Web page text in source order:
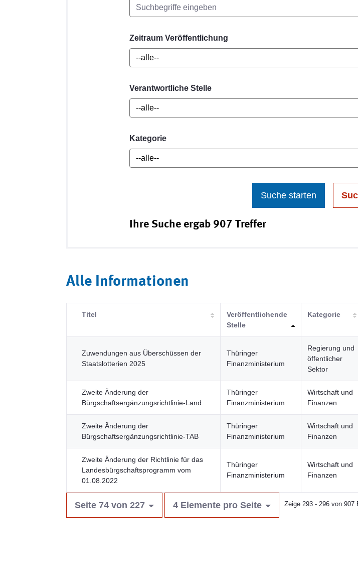
Zeitraum Veröffentlichung
Verantwortliche Stelle
Kategorie
Suche starten
Ihre Suche ergab 907 Treffer
Alle Informationen
Titel
Veröffentlichende
Stelle
Kategorie
Zuwendungen aus Überschüssen der
Staatslotterien 2025
Thüringer
Finanzministerium
Regierung und
öffentlicher
Sektor
Zweite Änderung der
Bürgschaftsergänzungsrichtlinie-Land
Thüringer
Finanzministerium
Wirtschaft und
Finanzen
Zweite Änderung der
Bürgschaftsergänzungsrichtlinie-TAB
Thüringer
Finanzministerium
Wirtschaft und
Finanzen
Zweite Änderung der Richtlinie für das
Landesbürgschaftsprogramm vom
01.08.2022
Thüringer
Finanzministerium
Wirtschaft und
Finanzen
Seite 74 von 227 4 Elemente pro Seite Zeige 293 - 296 von 907